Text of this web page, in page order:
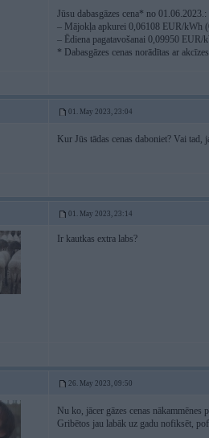
Jūsu dabasgāzes cena* no 01.06.2023.:
– Mājokļa apkurei 0,06108 EUR/kWh
– Ēdiena pagatavošanai 0,09950
* Dabasgāzes cenas norādītas ar
01. May 2023, 23:04
Kur Jūs tādas cenas daboniet? Vai
01. May 2023, 23:14
Ir kautkas extra labs?
26. May 2023, 09:50
Nu ko, jācer gāzes cenas
Gribētos jau labāk uz gadu nofiksēt,